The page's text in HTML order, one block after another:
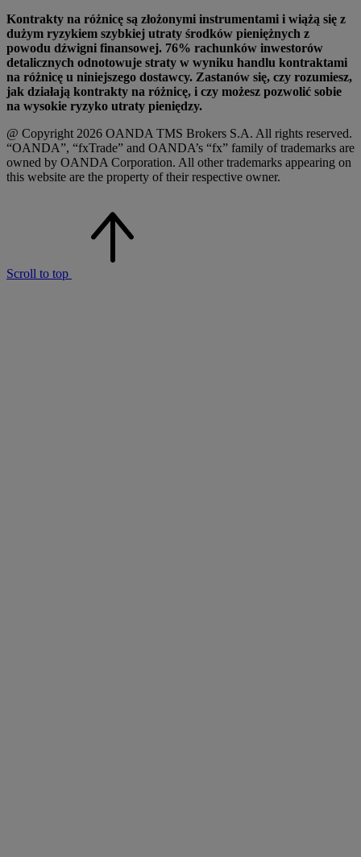
Kontrakty na różnicę są złożonymi instrumentami i wiążą się z
dużym ryzykiem szybkiej utraty środków pieniężnych z
powodu dźwigni finansowej. 76% rachunków inwestorów
detalicznych odnotowuje straty w wyniku handlu kontraktami
na różnicę u niniejszego dostawcy. Zastanów się, czy rozumiesz,
jak działają kontrakty na różnicę, i czy możesz pozwolić sobie
na wysokie ryzyko utraty pieniędzy.
@ Copyright 2026 OANDA TMS Brokers S.A. All rights reserved.
“OANDA”, “fxTrade” and OANDA’s “fx” family of trademarks are
owned by OANDA Corporation. All other trademarks appearing on
this website are the property of their respective owner.
Scroll to top